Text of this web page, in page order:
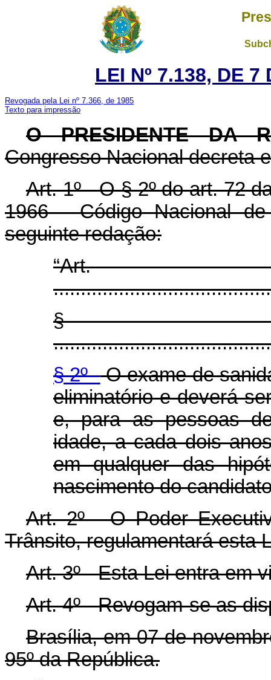
LEI Nº 7.138, DE 7
Revogada pela Lei nº 7.366, de 1985
Texto para impressão
O PRESIDENTE DA
Congresso Nacional decreta
Art. 1º - O § 2º do art. 72
1966 - Código Nacional
seguinte redação:
§
§ 2º -O exame de
eliminatório e deverá
e, para as pessoas
idade, a cada dois
em qualquer das
nascimento do
Art. 2º - O Poder
Trânsito, regulamentará esta
Art. 3º - Esta Lei entra em
Art. 4º - Revogam-se as
Brasília, em 07 de
95º da República.